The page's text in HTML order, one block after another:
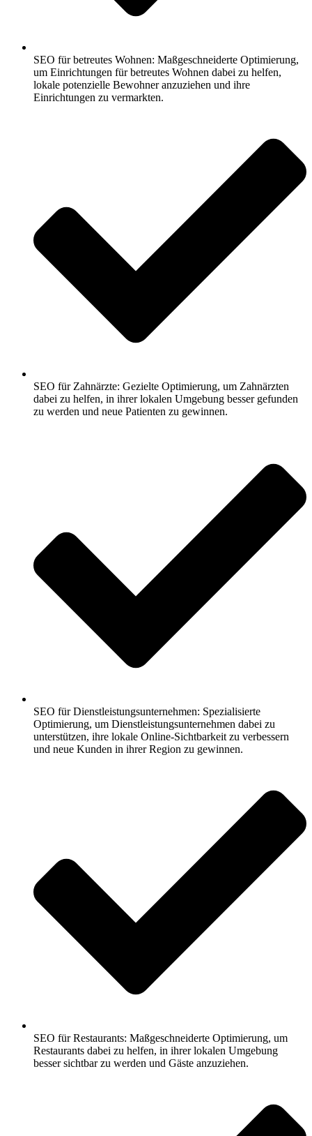
SEO für betreutes Wohnen: Maßgeschneiderte Optimierung,
um Einrichtungen für betreutes Wohnen dabei zu helfen,
lokale potenzielle Bewohner anzuziehen und ihre
Einrichtungen zu vermarkten.
SEO für Zahnärzte: Gezielte Optimierung, um Zahnärzten
dabei zu helfen, in ihrer lokalen Umgebung besser gefunden
zu werden und neue Patienten zu gewinnen.
SEO für Dienstleistungsunternehmen: Spezialisierte
Optimierung, um Dienstleistungsunternehmen dabei zu
unterstützen, ihre lokale Online-Sichtbarkeit zu verbessern
und neue Kunden in ihrer Region zu gewinnen.
SEO für Restaurants: Maßgeschneiderte Optimierung, um
Restaurants dabei zu helfen, in ihrer lokalen Umgebung
besser sichtbar zu werden und Gäste anzuziehen.